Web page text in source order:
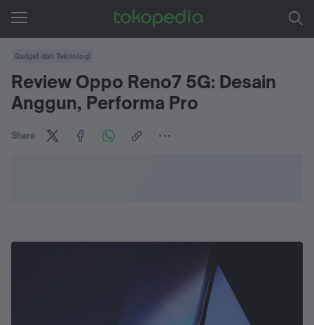
Gadget dan Teknologi
Review Oppo Reno7 5G: Desain
Anggun, Performa Pro
Share